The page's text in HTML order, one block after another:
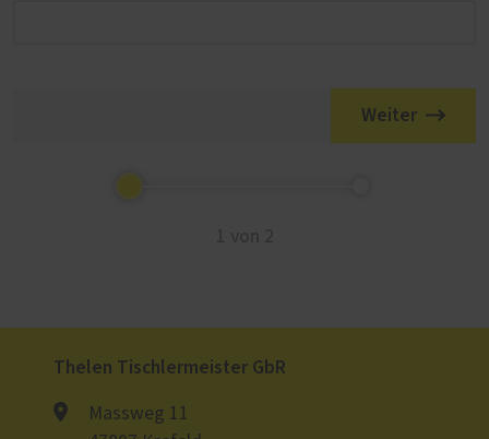
Weiter
Thelen Tischlermeister GbR
Massweg 11